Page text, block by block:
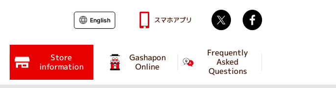
Store
information
Gashapon
Online
Frequently
Asked
Questions
English スマホアプリ Twitter